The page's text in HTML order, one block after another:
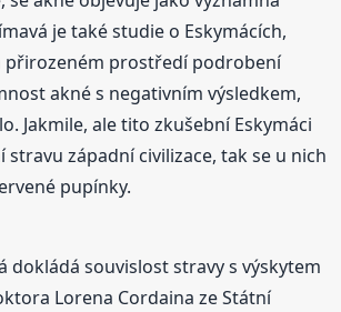
je také studie o Eskymácích,
přirozeném prostředí podrobení
akné s negativním výsledkem,
Jakmile, ale tito zkušební Eskymáci
západní civilizace, tak se u nich
pupínky.
dokládá souvislost stravy s výskytem
Lorena Cordaina ze Státní